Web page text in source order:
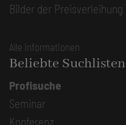
Bilder der Preisverleihung
Alle Informationen
Beliebte Suchlisten
Profisuche
Seminar
Konferenz